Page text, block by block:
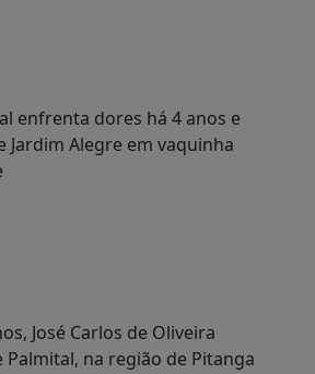
José Carlos de Oliveira
na região de Pitanga